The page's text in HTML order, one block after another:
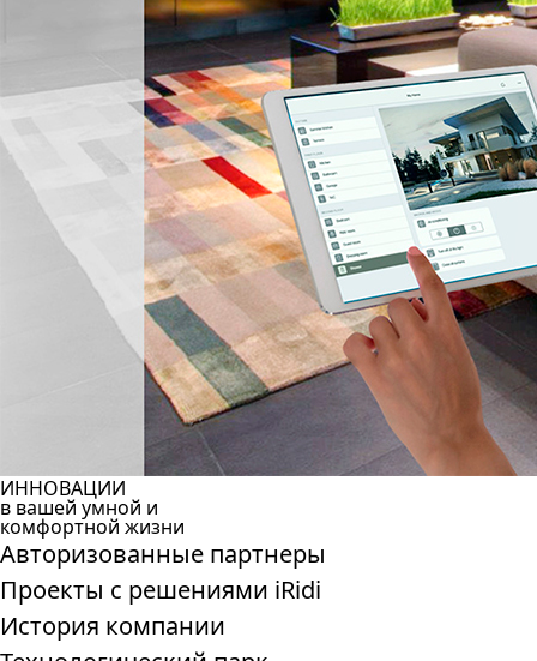
ИННОВАЦИИ
в вашей умной и
комфортной жизни
Авторизованные партнеры
Проекты с решениями iRidi
История компании